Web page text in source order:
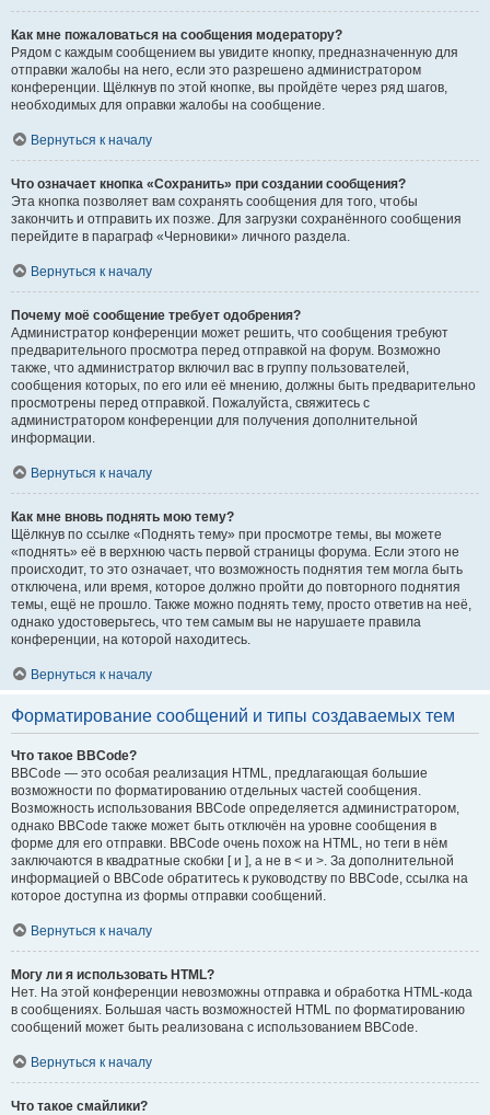
Как мне пожаловаться на сообщения модератору?
Рядом с каждым сообщением вы увидите кнопку, предназначенную для
отправки жалобы на него, если это разрешено администратором
конференции. Щёлкнув по этой кнопке, вы пройдёте через ряд шагов,
необходимых для оправки жалобы на сообщение.
Вернуться к началу
Что означает кнопка «Сохранить» при создании сообщения?
Эта кнопка позволяет вам сохранять сообщения для того, чтобы
закончить и отправить их позже. Для загрузки сохранённого сообщения
перейдите в параграф «Черновики» личного раздела.
Вернуться к началу
Почему моё сообщение требует одобрения?
Администратор конференции может решить, что сообщения требуют
предварительного просмотра перед отправкой на форум. Возможно
также, что администратор включил вас в группу пользователей,
сообщения которых, по его или её мнению, должны быть предварительно
просмотрены перед отправкой. Пожалуйста, свяжитесь с
администратором конференции для получения дополнительной
информации.
Вернуться к началу
Как мне вновь поднять мою тему?
Щёлкнув по ссылке «Поднять тему» при просмотре темы, вы можете
«поднять» её в верхнюю часть первой страницы форума. Если этого не
происходит, то это означает, что возможность поднятия тем могла быть
отключена, или время, которое должно пройти до повторного поднятия
темы, ещё не прошло. Также можно поднять тему, просто ответив на неё,
однако удостоверьтесь, что тем самым вы не нарушаете правила
конференции, на которой находитесь.
Вернуться к началу
Форматирование сообщений и типы создаваемых тем
Что такое BBCode?
BBCode — это особая реализация HTML, предлагающая большие
возможности по форматированию отдельных частей сообщения.
Возможность использования BBCode определяется администратором,
однако BBCode также может быть отключён на уровне сообщения в
форме для его отправки. BBCode очень похож на HTML, но теги в нём
заключаются в квадратные скобки [ и ], а не в < и >. За дополнительной
информацией о BBCode обратитесь к руководству по BBCode, ссылка на
которое доступна из формы отправки сообщений.
Вернуться к началу
Могу ли я использовать HTML?
Нет. На этой конференции невозможны отправка и обработка HTML-кода
в сообщениях. Большая часть возможностей HTML по форматированию
сообщений может быть реализована с использованием BBCode.
Вернуться к началу
Что такое смайлики?